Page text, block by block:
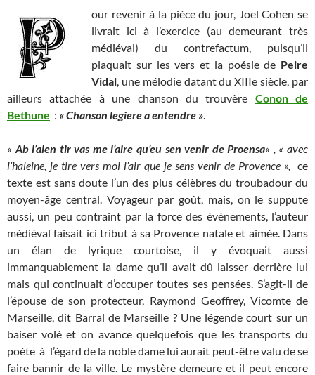
our revenir à la pièce du jour, Joel Cohen se
livrait ici à l’exercice (au demeurant très
médiéval) du contrefactum, puisqu’il
plaquait sur les vers et la poésie de Peire
Vidal, une mélodie datant du XIIIe siècle, par
ailleurs attachée à une chanson du trouvère Conon de
Bethune : « Chanson legiere a entendre ».
« Ab l’alen tir vas me l’aire qu’eu sen venir de Proensa« , « avec
l’haleine, je tire vers moi l’air que je sens venir de Provence », ce
texte est sans doute l’un des plus célèbres du troubadour du
moyen-âge central. Voyageur par goût, mais, on le suppute
aussi, un peu contraint par la force des événements, l’auteur
médiéval faisait ici tribut à sa Provence natale et aimée. Dans
un élan de lyrique courtoise, il y évoquait aussi
immanquablement la dame qu’il avait dû laisser derrière lui
mais qui continuait d’occuper toutes ses pensées. S’agit-il de
l’épouse de son protecteur, Raymond Geoffrey, Vicomte de
Marseille, dit Barral de Marseille ? Une légende court sur un
baiser volé et on avance quelquefois que les transports du
poète à l’égard de la noble dame lui aurait peut-être valu de se
faire bannir de la ville. Le mystère demeure et il peut encore